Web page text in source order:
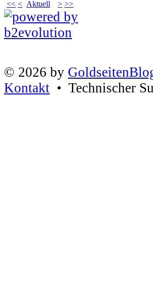
<< < Aktuell > >>
© 2026 by
Kontakt • Technischer